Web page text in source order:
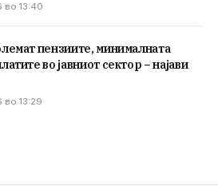
во 13:40
пензиите, минималната
во јавниот сектор – најави
во 13:29